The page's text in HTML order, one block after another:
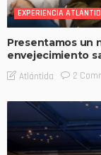
EXPERIENCIA
Presentamos un
envejecimiento
Atlántida 2